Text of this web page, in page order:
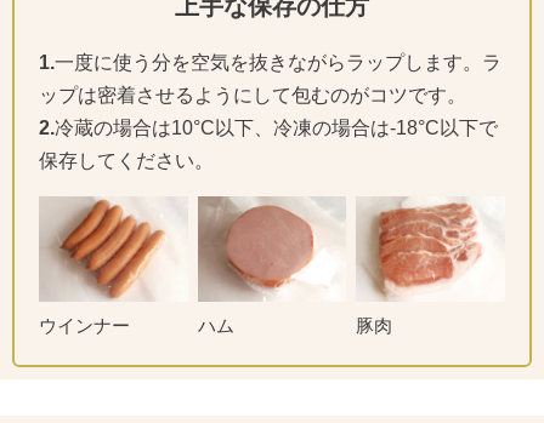
上手な保存の仕方
1.一度に使う分を空気を抜きながらラップします。ラ
ップは密着させるようにして包むのがコツです。
2.冷蔵の場合は10°C以下、冷凍の場合は-18°C以下で
保存してください。
ウインナー ハム 豚肉